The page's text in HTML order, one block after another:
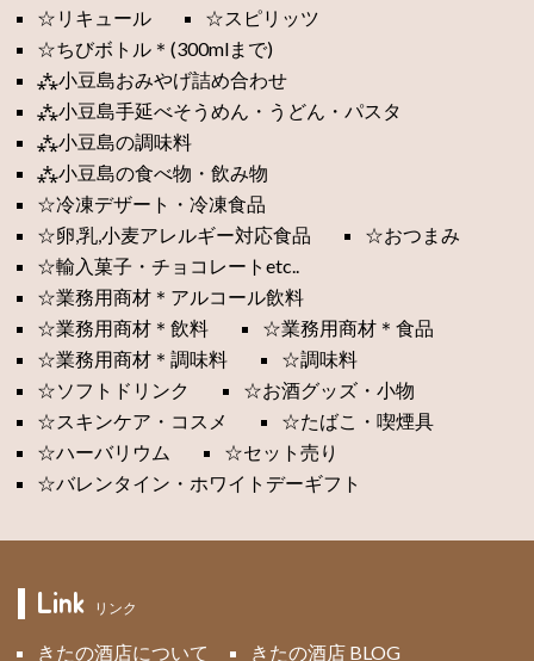
☆リキュール
☆スピリッツ
☆ちびボトル＊(300mlまで)
⁂小豆島おみやげ詰め合わせ
⁂小豆島手延べそうめん・うどん・パスタ
⁂小豆島の調味料
⁂小豆島の食べ物・飲み物
☆冷凍デザート・冷凍食品
☆卵,乳,小麦アレルギー対応食品
☆おつまみ
☆輸入菓子・チョコレートetc..
☆業務用商材＊アルコール飲料
☆業務用商材＊飲料
☆業務用商材＊食品
☆業務用商材＊調味料
☆調味料
☆ソフトドリンク
☆お酒グッズ・小物
☆スキンケア・コスメ
☆たばこ・喫煙具
☆ハーバリウム
☆セット売り
☆バレンタイン・ホワイトデーギフト
Link リンク
きたの酒店について きたの酒店 BLOG